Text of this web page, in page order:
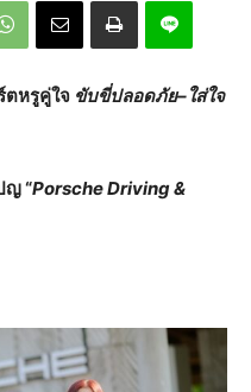
หรูคู่ใจ ขับขี่ปลอดภัย–ใส่ใจ
ญ“Porsche Driving &